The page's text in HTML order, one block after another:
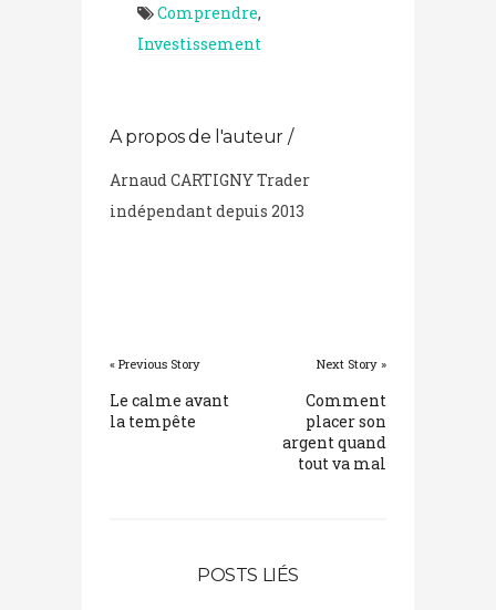
Comprendre,
Investissement
A propos de l'auteur /
Arnaud CARTIGNY Trader
indépendant depuis 2013
« Previous Story
Le calme avant
la tempête
Next Story »
Comment
placer son
argent quand
tout va mal
POSTS LIÉS